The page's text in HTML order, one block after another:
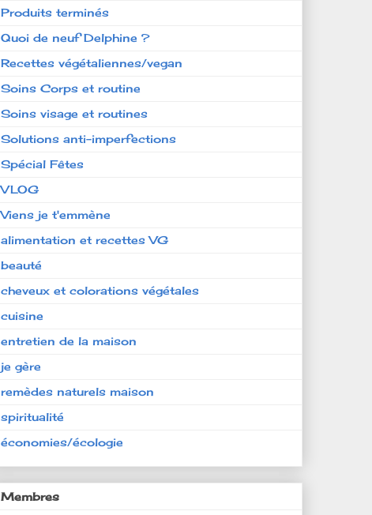
Produits terminés
Quoi de neuf Delphine ?
Recettes végétaliennes/vegan
Soins Corps et routine
Soins visage et routines
Solutions anti-imperfections
Spécial Fêtes
VLOG
Viens je t'emmène
alimentation et recettes VG
beauté
cheveux et colorations végétales
cuisine
entretien de la maison
je gère
remèdes naturels maison
spiritualité
économies/écologie
Membres